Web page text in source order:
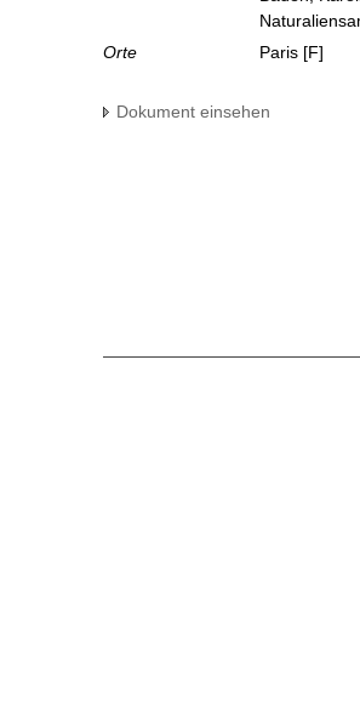
Orte
Paris [F]
Dokument einsehen